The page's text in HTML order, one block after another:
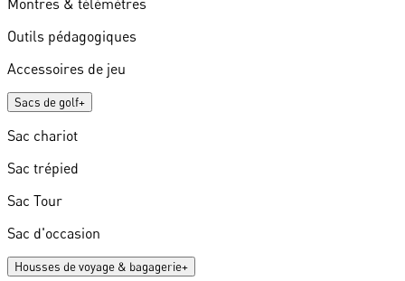
Montres & télémètres
Outils pédagogiques
Accessoires de jeu
Sacs de golf+
Sac chariot
Sac trépied
Sac Tour
Sac d'occasion
Housses de voyage & bagagerie+